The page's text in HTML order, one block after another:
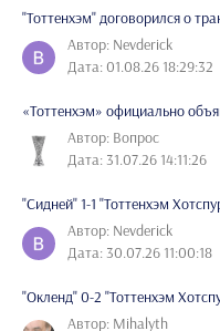
"Тоттенхэм" договорился о
Автор: Nevderick
Дата: 01.08.26 18:29:32
«Тоттенхэм» официально
Автор: Вопрос
Дата: 31.07.26 14:11:26
"Сидней" 1-1 "Тоттенхэм
Автор: Nevderick
Дата: 30.07.26 11:00:18
"Окленд" 0-2 "Тоттенхэм
Автор: Mihalyth